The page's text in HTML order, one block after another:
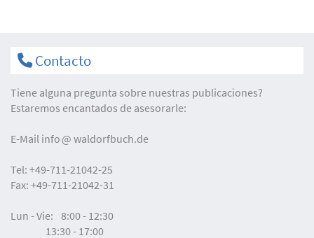
Contacto
Tiene alguna pregunta sobre nuestras publicaciones?
Estaremos encantados de asesorarle:
E-Mail info waldorfbuch.de
Tel: +49-711-21042-25
Fax: +49-711-21042-31
Lun - Vie: 8:00 - 12:30
13:30 - 17:00